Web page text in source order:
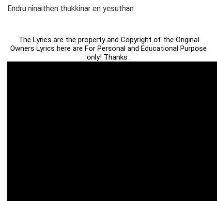
Endru ninaithen thukkinar en yesuthan
The Lyrics are the property and Copyright of the Original
Owners Lyrics here are For Personal and Educational Purpose
only! Thanks .